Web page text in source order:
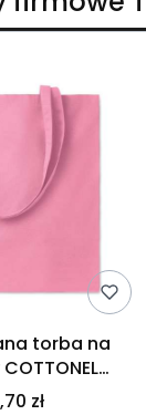
torba na
MO9846-11
zł